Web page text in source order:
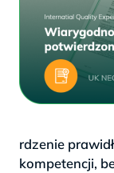
rdzenie
kompetencji,